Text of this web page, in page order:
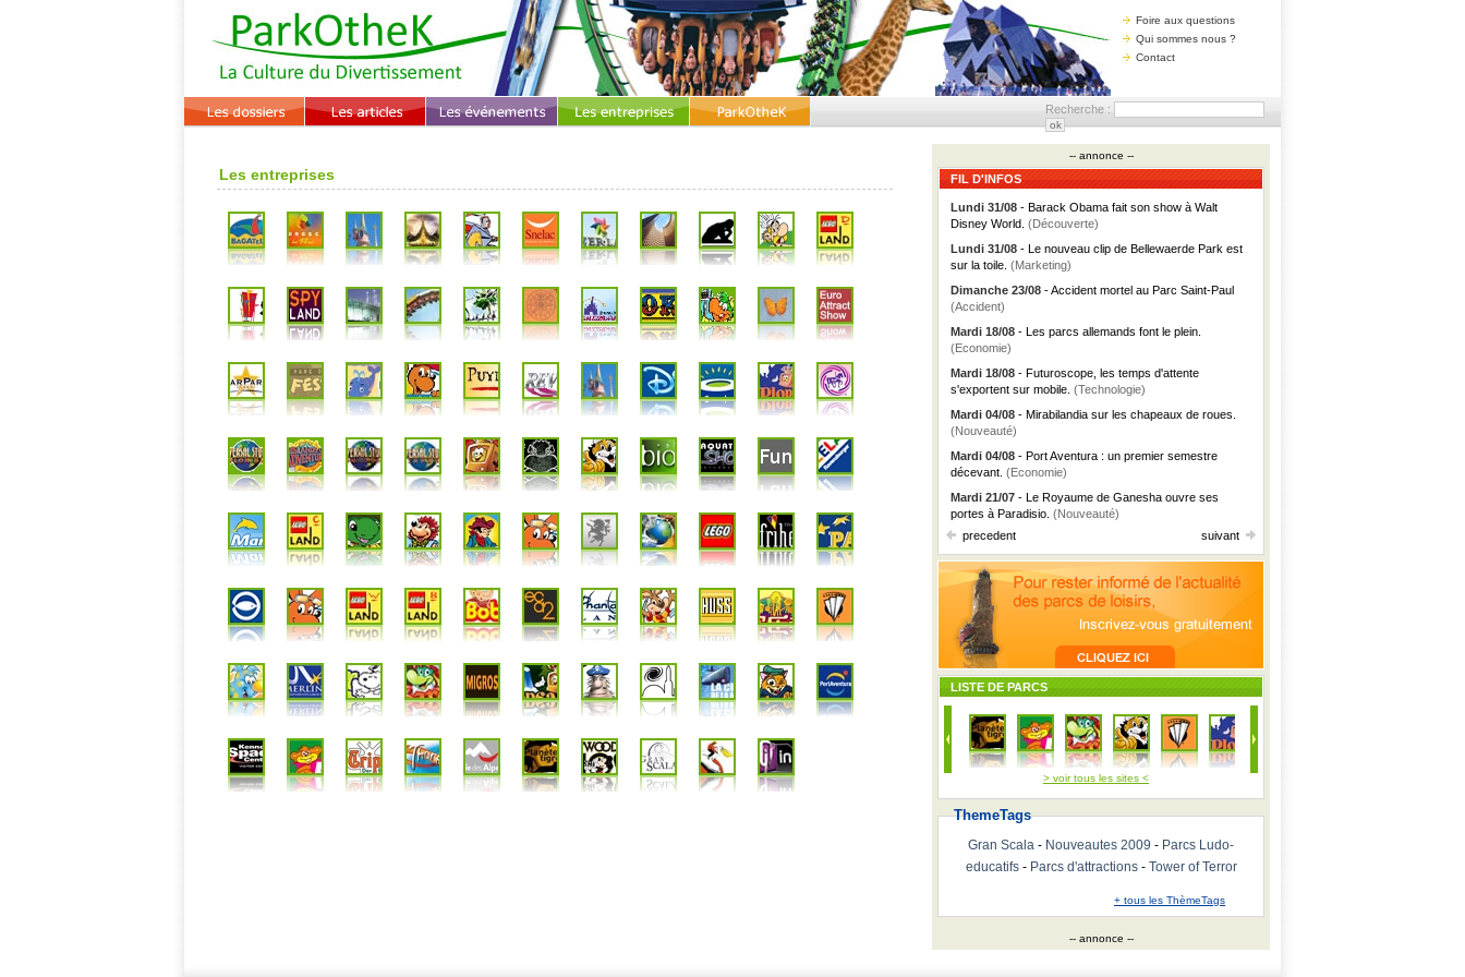
Foire aux questions
Qui sommes nous ?
Contact
Recherche :
Les entreprises
-- annonce --
FIL D'INFOS
Lundi 31/08 - Barack Obama fait son show à Walt
Disney World. (Découverte)
Lundi 31/08 - Le nouveau clip de Bellewaerde Park est
sur la toile. (Marketing)
Dimanche 23/08 - Accident mortel au Parc Saint-Paul
(Accident)
Mardi 18/08 - Les parcs allemands font le plein.
(Economie)
Mardi 18/08 - Futuroscope, les temps d'attente
s'exportent sur mobile. (Technologie)
Mardi 04/08 - Mirabilandia sur les chapeaux de roues.
(Nouveauté)
Mardi 04/08 - Port Aventura : un premier semestre
décevant. (Economie)
Mardi 21/07 - Le Royaume de Ganesha ouvre ses
portes à Paradisio. (Nouveauté)
precedent
suivant
LISTE DE PARCS
> voir tous les sites <
ThemeTags
Gran Scala - Nouveautes 2009 - Parcs Ludo-
educatifs- Parcs d'attractions- Tower of Terror
+ tous les ThèmeTags
-- annonce --